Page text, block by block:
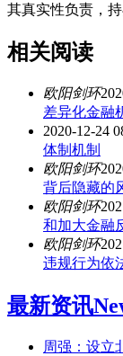
其真实性负责，
相关阅读
欧阳剑环
差异化金融
2020-12-24
体制机制
欧阳剑环
背后隐藏的
欧阳剑环
和加大金融
欧阳剑环
违规行为依
最新资讯
周强：设立